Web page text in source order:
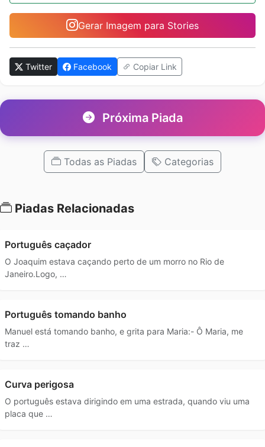
Gerar Imagem para Stories
Twitter Facebook Copiar Link
Próxima Piada
Todas as Piadas Categorias
Piadas Relacionadas
Português caçador
O Joaquim estava caçando perto de um morro no Rio de
Janeiro.Logo, …
Português tomando banho
Manuel está tomando banho, e grita para Maria:- Ô Maria, me
traz …
Curva perigosa
O português estava dirigindo em uma estrada, quando viu uma
placa que …